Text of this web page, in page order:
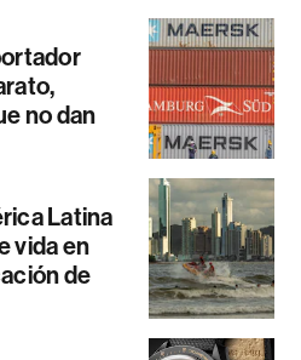
no dan
Latina
vida en
de